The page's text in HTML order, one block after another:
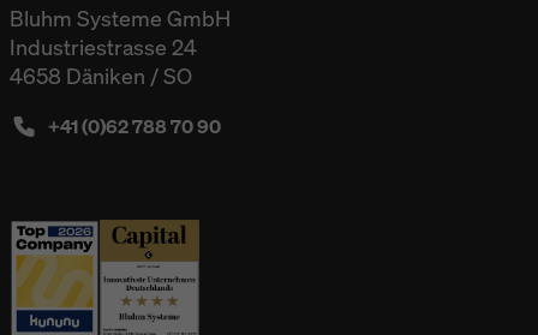
Bluhm Systeme GmbH
Industriestrasse 24
4658 Däniken / SO
+41 (0)62 788 70 90